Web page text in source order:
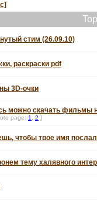
стим (26.09.10)
раскраски pdf
3D-очки
можно скачать фильмы
page: 1 2 ]
чтобы твое имя
тему халявного